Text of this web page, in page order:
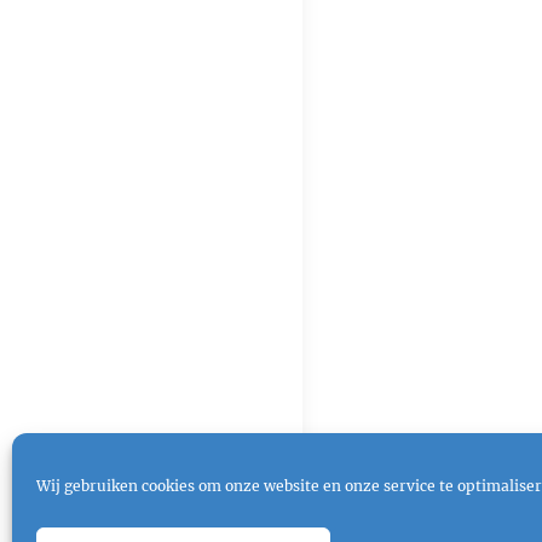
Wij gebruiken cookies om onze website en onze service te